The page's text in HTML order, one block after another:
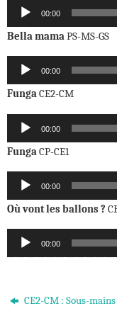
Lecteur
audio
00:00
Bella mamaPS-MS-GS
Lecteur
audio
00:00
FungaCE2-CM
Lecteur
audio
00:00
FungaCP-CE1
Lecteur
audio
00:00
Où vont les ballons ?
Lecteur
audio
00:00
CE2-CM : Sous-mains